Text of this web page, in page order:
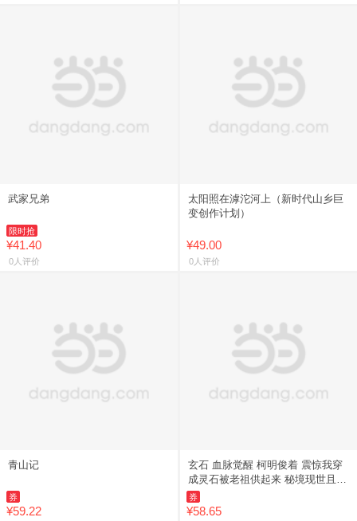
武家兄弟
限时抢
¥41.40
0人评价
太阳照在滹沱河上（新时代山乡巨
变创作计划）
¥49.00
0人评价
青山记
券
¥59.22
玄石 血脉觉醒 柯明俊着 震惊我穿
成灵石被老祖供起来 秘境现世且看
一块会修炼的石头如何搅动修真风
云 辽宁 书
券
¥58.65